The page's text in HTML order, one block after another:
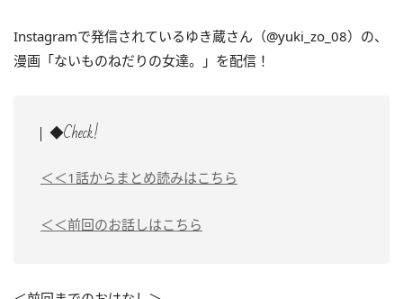
Instagramで発信されているゆき蔵さん（@yuki_zo_08）の、
漫画「ないものねだりの女達。」を配信！
◆Check!
＜＜1話からまとめ読みはこちら
＜＜前回のお話しはこちら